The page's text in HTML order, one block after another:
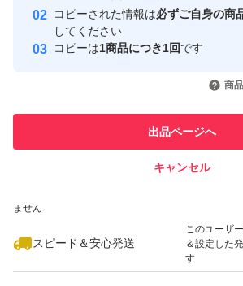
※丸品、A品が出ることもあります。
※生鮮品につき値引は出来ません。
※商品の画像はイメージです。（SS〜
※色味のご指定も出来ません。
※離島や遠方に発送も出来ますが日数
て納品される事もございます。ご理解
取引実績
引を完了さ
での取引実
ません
スピード＆安心発送
このユーザ
＆設定した
す
コピーされた情報は必ずご自身の商
してください
コピーは1商品につき1回です
商
出品ページへ
キャンセル